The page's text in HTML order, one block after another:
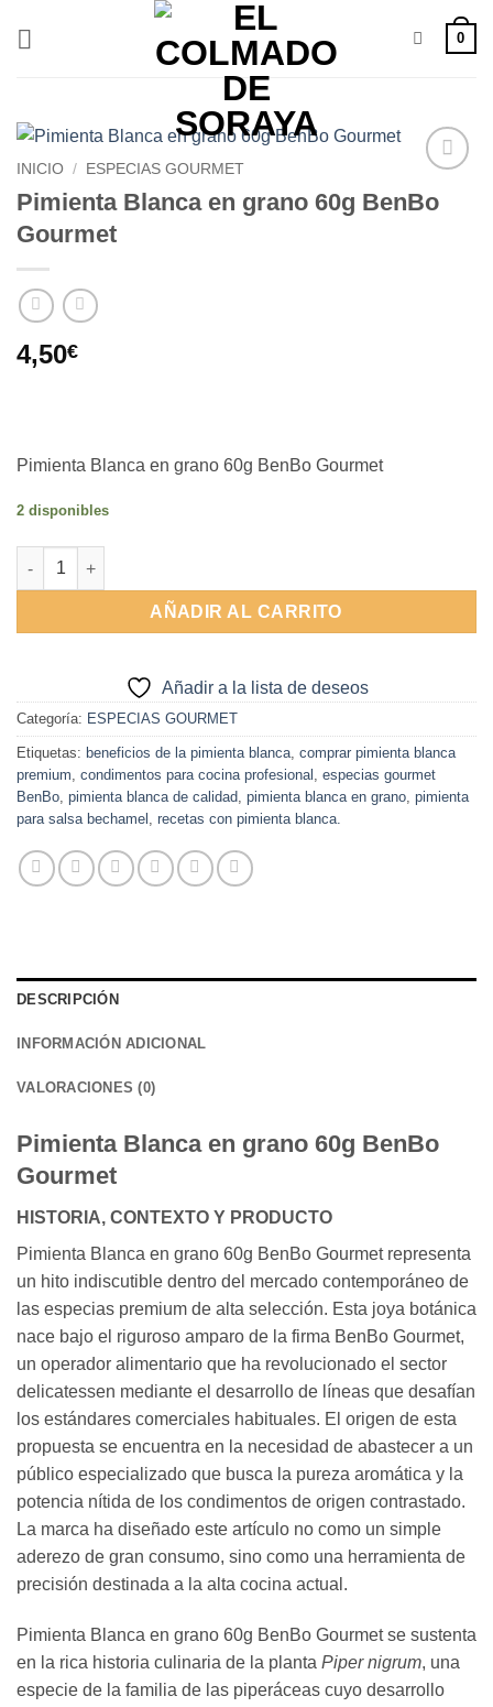
0
Añadir
a la
INICIO / ESPECIAS GOURMET
Pimienta Blanca en grano 60g BenBo
Gourmet
4,50€
Pimienta Blanca en grano 60g BenBo Gourmet
2 disponibles
Pimienta Blanca en grano 60g BenBo Gourmet cantidad
AÑADIR AL CARRITO
Añadir a la lista de deseos
Categoría: ESPECIAS GOURMET
Etiquetas: beneficios de la pimienta blanca, comprar pimienta blanca
premium, condimentos para cocina profesional , especias gourmet
BenBo, pimienta blanca de calidad, pimienta blanca en grano, pimienta
para salsa bechamel , recetas con pimienta blanca.
DESCRIPCIÓN
INFORMACIÓN ADICIONAL
VALORACIONES (0)
Pimienta Blanca en grano 60g BenBo
Gourmet
HISTORIA, CONTEXTO Y PRODUCTO
Pimienta Blanca en grano 60g BenBo Gourmet representa
un hito indiscutible dentro del mercado contemporáneo de
las especias premium de alta selección. Esta joya botánica
nace bajo el riguroso amparo de la firma BenBo Gourmet,
un operador alimentario que ha revolucionado el sector
delicatessen mediante el desarrollo de líneas que desafían
los estándares comerciales habituales. El origen de esta
propuesta se encuentra en la necesidad de abastecer a un
público especializado que busca la pureza aromática y la
potencia nítida de los condimentos de origen contrastado.
La marca ha diseñado este artículo no como un simple
aderezo de gran consumo, sino como una herramienta de
precisión destinada a la alta cocina actual.
Pimienta Blanca en grano 60g BenBo Gourmet se sustenta
en la rica historia culinaria de la planta Piper nigrum, una
especie de la familia de las piperáceas cuyo desarrollo